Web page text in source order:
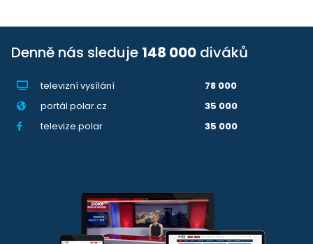
Denně nás sleduje 148 000 diváků
televizní vysílání
78 000
portál polar.cz
35 000
televize.polar
35 000